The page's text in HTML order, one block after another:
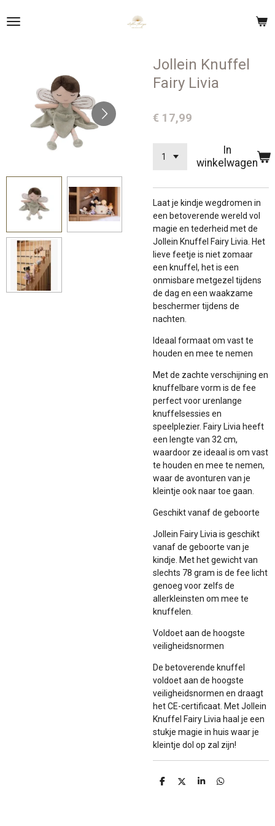
direct
Jollein Knuffel
Fairy Livia
€ 17,99
In
winkelwagen
Laat je kindje wegdromen in
een betoverende wereld vol
magie en tederheid met de
Jollein Knuffel Fairy Livia. Het
lieve feetje is niet zomaar
een knuffel, het is een
onmisbare metgezel tijdens
de dag en een waakzame
beschermer tijdens de
nachten.
Ideaal formaat om vast te
houden en mee te nemen
Met de zachte verschijning en
knuffelbare vorm is de fee
perfect voor urenlange
knuffelsessies en
speelplezier. Fairy Livia heeft
een lengte van 32 cm,
waardoor ze ideaal is om vast
te houden en mee te nemen,
waar de avonturen van je
kleintje ook naar toe gaan.
Geschikt vanaf de geboorte
Jollein Fairy Livia is geschikt
vanaf de geboorte van je
kindje. Met het gewicht van
slechts 78 gram is de fee licht
genoeg voor zelfs de
allerkleinsten om mee te
knuffelen.
Voldoet aan de hoogste
veiligheidsnormen
De betoverende knuffel
voldoet aan de hoogste
veiligheidsnormen en draagt
het CE-certificaat. Met Jollein
Knuffel Fairy Livia haal je een
stukje magie in huis waar je
kleintje dol op zal zijn!
D
D
S
D